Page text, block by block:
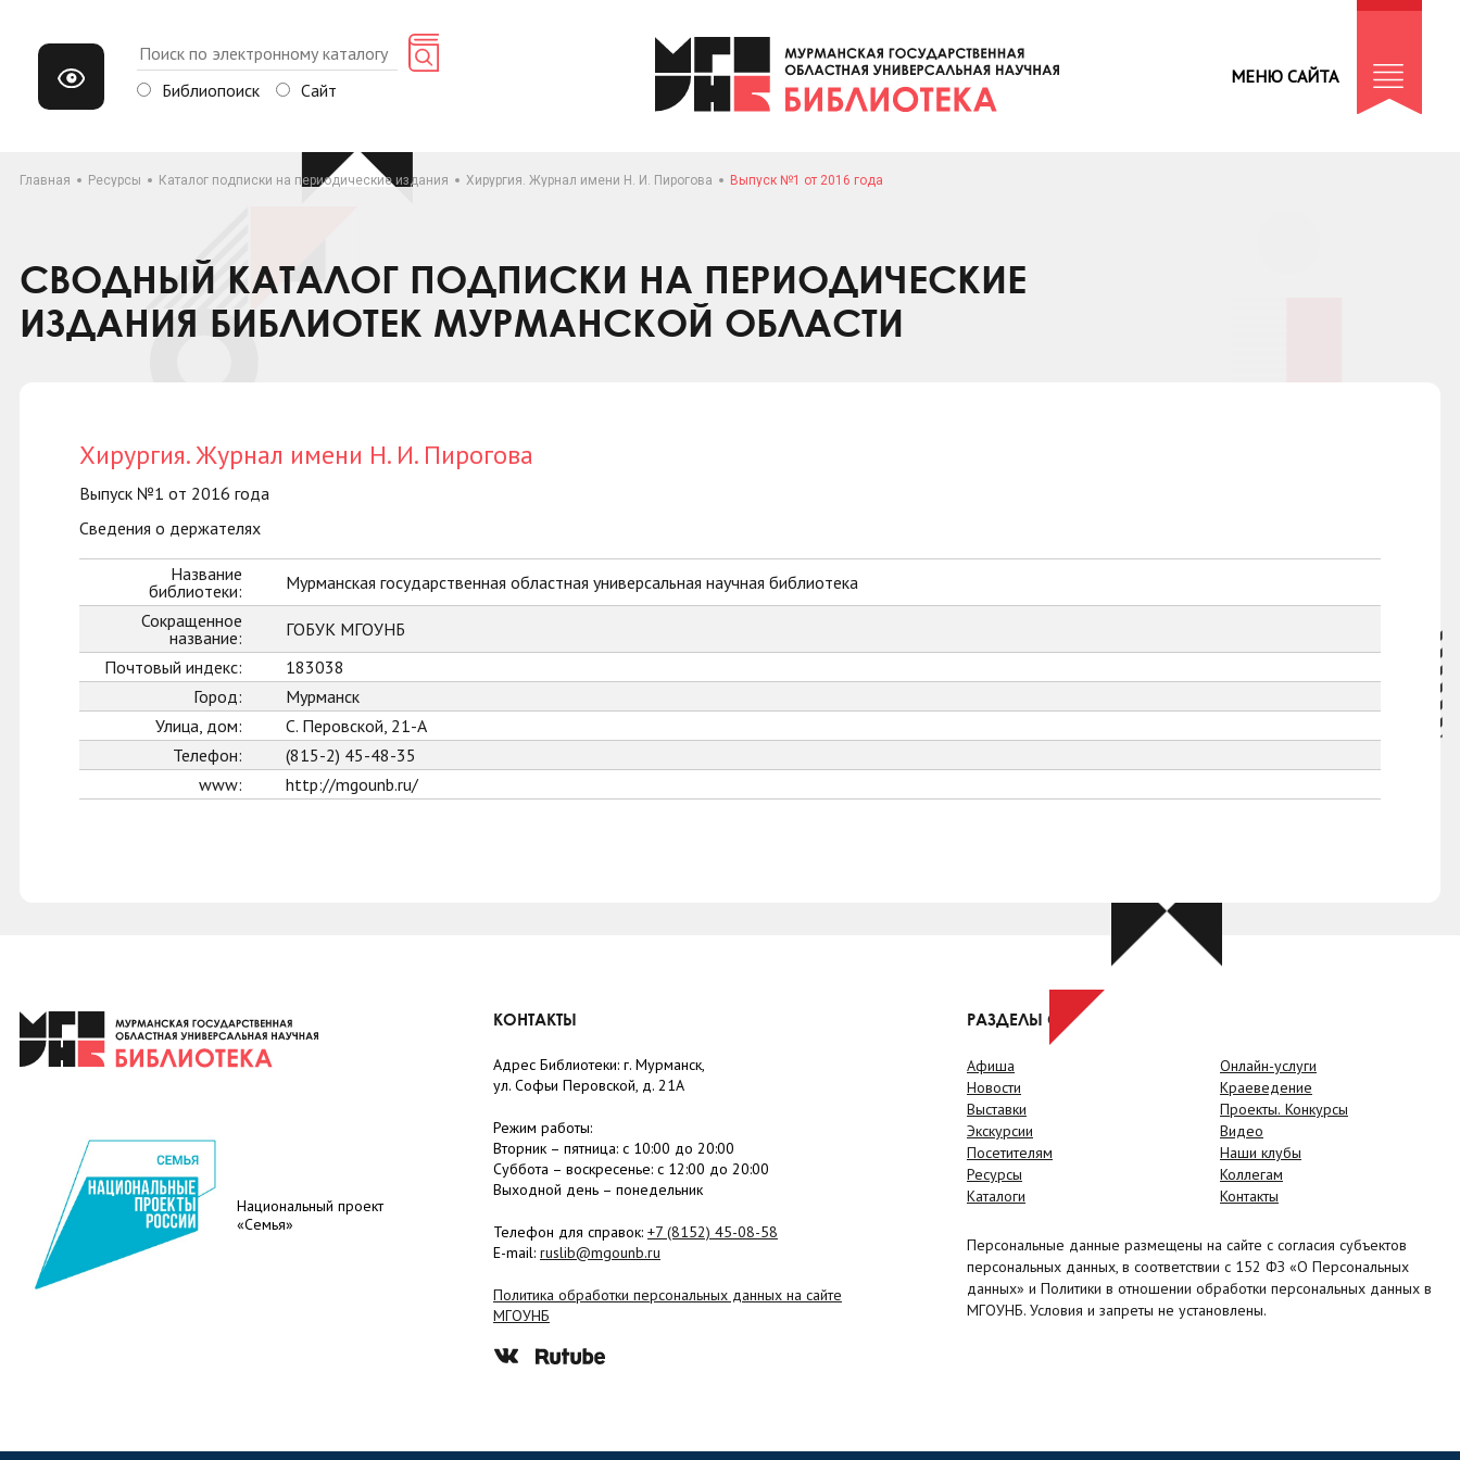
Библиопоиск Сайт
МЕНЮ САЙТА
Главная Ресурсы Каталог подписки на периодические издания Хирургия. Журнал имени Н. И. Пирогова Выпуск №1 от 2016 года
СВОДНЫЙ КАТАЛОГ ПОДПИСКИ НА ПЕРИОДИЧЕСКИЕ
ИЗДАНИЯ БИБЛИОТЕК МУРМАНСКОЙ ОБЛАСТИ
Хирургия. Журнал имени Н. И. Пирогова
Выпуск №1 от 2016 года
Сведения о держателях
Название
библиотеки:
Мурманская государственная областная универсальная научная библиотека
Сокращенное
название:
ГОБУК МГОУНБ
Почтовый индекс:
183038
Город:
Мурманск
Улица, дом:
С. Перовской, 21-А
Телефон:
(815-2) 45-48-35
www:
http://mgounb.ru/
Национальный проект
«Семья»
КОНТАКТЫ
Адрес Библиотеки: г. Мурманск,
ул. Софьи Перовской, д. 21А
Режим работы:
Вторник – пятница: с 10:00 до 20:00
Суббота – воскресенье: c 12:00 до 20:00
Выходной день – понедельник
Телефон для справок: +7 (8152) 45-08-58
E-mail: ruslib@mgounb.ru
Политика обработки персональных данных на сайте
МГОУНБ
РАЗДЕЛЫ САЙТА
Афиша
Новости
Выставки
Экскурсии
Посетителям
Ресурсы
Каталоги
Онлайн-услуги
Краеведение
Проекты. Конкурсы
Видео
Наши клубы
Коллегам
Контакты
Персональные данные размещены на сайте с согласия субъектов
персональных данных, в соответствии с 152 ФЗ «О Персональных
данных» и Политики в отношении обработки персональных данных в
МГОУНБ. Условия и запреты не установлены.